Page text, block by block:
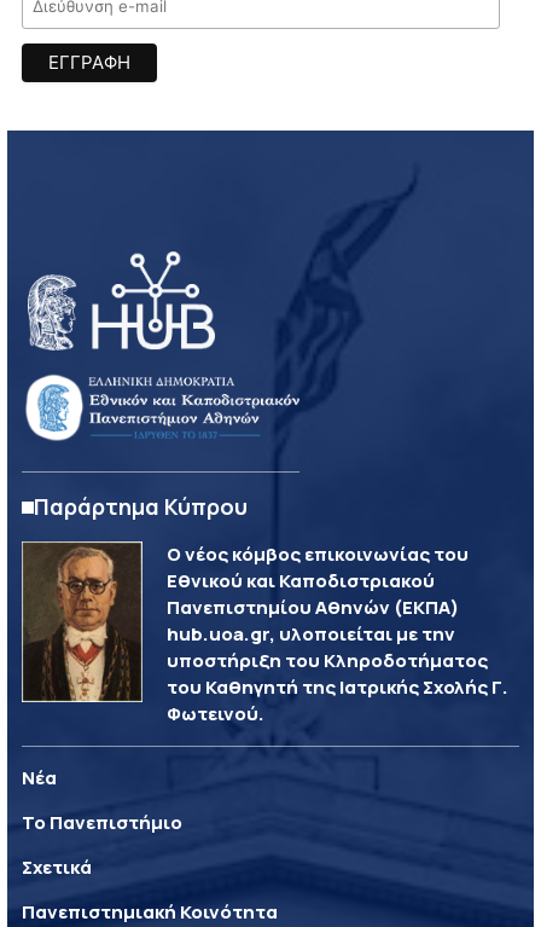
Παράρτημα Κύπρου
Ο νέος κόμβος επικοινωνίας του
Εθνικού και Καποδιστριακού
Πανεπιστημίου Αθηνών (ΕΚΠΑ)
hub.uoa.gr, υλοποιείται με την
υποστήριξη του Κληροδοτήματος
του Καθηγητή της Ιατρικής Σχολής Γ.
Φωτεινού.
Νέα
Το Πανεπιστήμιο
Σχετικά
Πανεπιστημιακή Κοινότητα